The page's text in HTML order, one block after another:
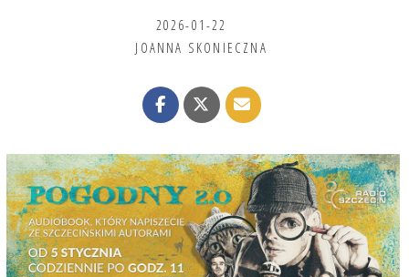
2026-01-22
JOANNA SKONIECZNA